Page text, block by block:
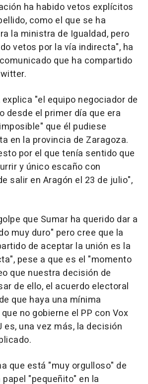
ha habido vetos explícitos
como el que se ha
la ministra de Igualdad, pero
vetos por la vía indirecta", ha
que ha compartido
"el equipo negociador de
desde el primer día que era
que él pudiese
en la provincia de Zaragoza.
por el que tenía sentido que
y único escaño con
salir en Aragón el 23 de julio",
que Sumar ha querido dar a
muy duro" pero cree que la
de aceptar la unión es la
pese a que es el "momento
que nuestra decisión de
de ello, el acuerdo electoral
que haya una mínima
no gobierne el PP con Vox
es, una vez más, la decisión
que está "muy orgulloso" de
"pequeñito" en la